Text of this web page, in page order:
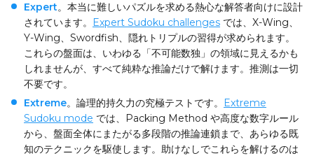
Expert。本当に難しいパズルを求める熱心な解答者向けに設計
されています。
Expert Sudoku challenges では、X-Wing、
Y-Wing、Swordfish、隠れトリプルの習得が求められます。
これらの盤面は、いわゆる「不可能数独」の領域に見えるかも
しれませんが、すべて純粋な推論だけで解けます。推測は一切
不要です。
Extreme。論理的持久力の究極テストです。
Extreme
Sudoku mode では、Packing Method や高度な数字ルール
から、盤面全体にまたがる多段階の推論連鎖まで、あらゆる既
知のテクニックを駆使します。助けなしでこれらを解けるのは